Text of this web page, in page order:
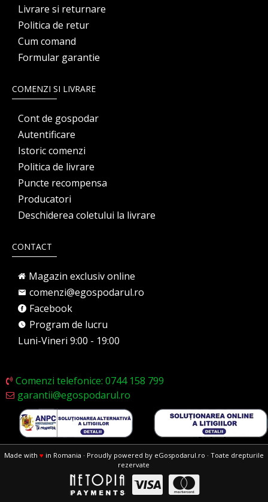
Livrare si returnare
Politica de retur
Cum comand
Formular garantie
COMENZI SI LIVRARE
Cont de gospodar
Autentificare
Istoric comenzi
Politica de livrare
Puncte recompensa
Producatori
Deschiderea coletului la livrare
CONTACT
Magazin exclusiv online
comenzi@egospodarul.ro
Facebook
Program de lucru
Luni-Vineri 9:00 - 19:00
Comenzi telefonice: 0744 158 799
garantii@egospodarul.ro
Made with ♥ in Romania · Proudly powered by eGospodarul.ro · Toate drepturile
rezervate